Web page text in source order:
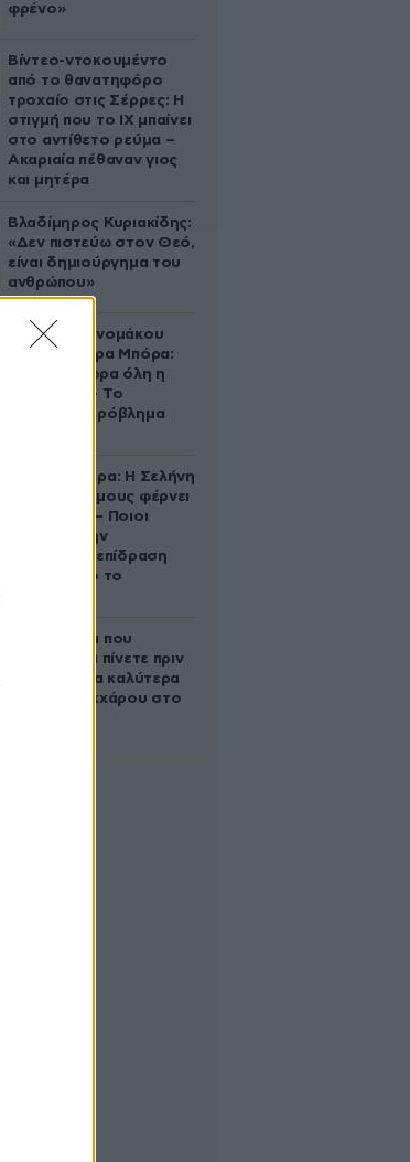
φρένο»
Βίντεο-ντοκουμέντο
από το θανατηφόρο
τροχαίο στις Σέρρες: Η
στιγμή που το ΙΧ μπαίνει
στο αντίθετο ρεύμα –
Ακαριαία πέθαναν γιος
και μητέρα
Βλαδίμηρος Κυριακίδης:
«Δεν πιστεύω στον Θεό,
είναι δημιούργημα του
ανθρώπου»
Αθηνά Οικονομάκου
από τα Μπόρα Μπόρα:
«Έσκασε τώρα όλη η
κούραση» – Το
απρόοπτο πρόβλημα
Ζώδια σήμερα: Η Σελήνη
στους Διδύμους φέρνει
ανατροπές – Ποιοι
δέχονται την
ευεργετική επίδραση
του Δία από το
5 ροφήματα που
μπορείτε να πίνετε πριν
τον ύπνο για καλύτερα
επίπεδα σακχάρου στο